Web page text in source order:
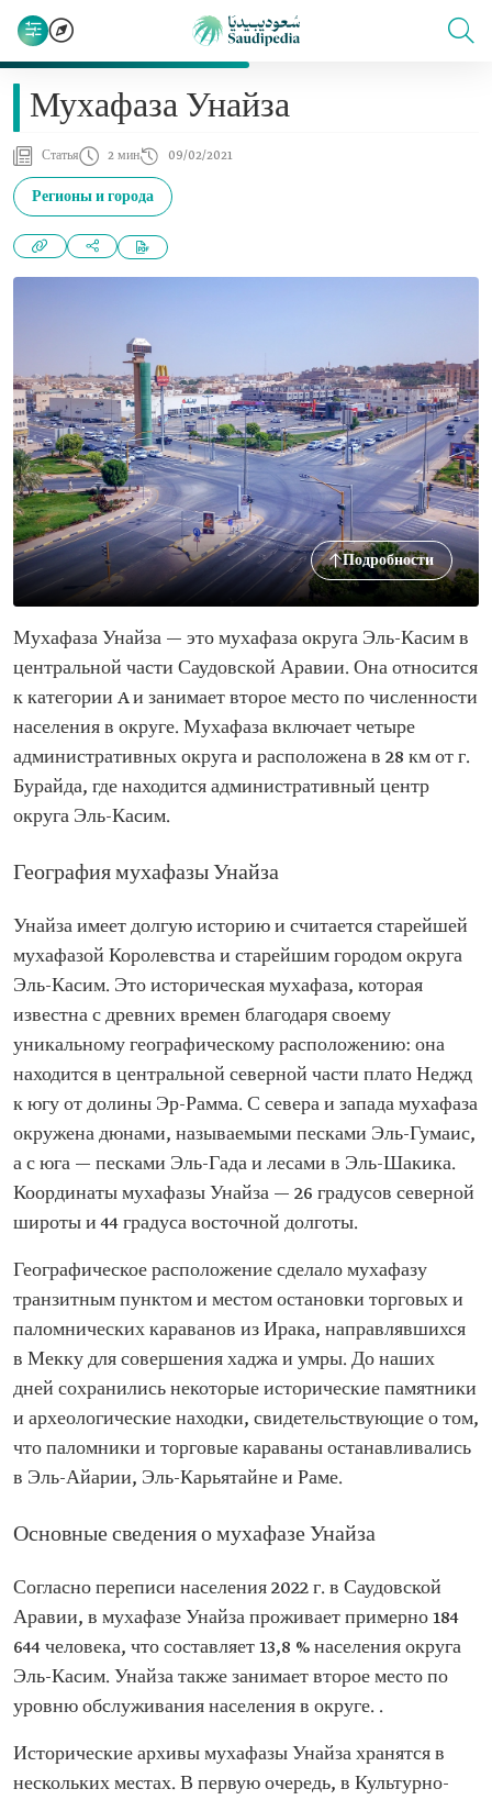
Мухафаза Унайза
Статья 2 мин 09/02/2021
Регионы и города
Подробности
Мухафаза Унайза — это мухафаза округа Эль-Касим в
центральной части Саудовской Аравии. Она относится
к категории A и занимает второе место по численности
населения в округе. Мухафаза включает четыре
административных округа и расположена в 28 км от г.
Бурайда, где находится административный центр
округа Эль-Касим.
География мухафазы Унайза
Унайза имеет долгую историю и считается старейшей
мухафазой Королевства и старейшим городом округа
Эль-Касим. Это историческая мухафаза, которая
известна с древних времен благодаря своему
уникальному географическому расположению: она
находится в центральной северной части плато Неджд
к югу от долины Эр-Рамма. С севера и запада мухафаза
окружена дюнами, называемыми песками Эль-Гумаис,
а с юга — песками Эль-Гада и лесами в Эль-Шакика.
Координаты мухафазы Унайза — 26 градусов северной
широты и 44 градуса восточной долготы.
Географическое расположение сделало мухафазу
транзитным пунктом и местом остановки торговых и
паломнических караванов из Ирака, направлявшихся
в Мекку для совершения хаджа и умры. До наших
дней сохранились некоторые исторические памятники
и археологические находки, свидетельствующие о том,
что паломники и торговые караваны останавливались
в Эль-Айарии, Эль-Карьятайне и Раме.
Основные сведения о мухафазе Унайза
Согласно переписи населения 2022 г. в Саудовской
Аравии, в мухафазе Унайза проживает примерно 184
644 человека, что составляет 13,8 % населения округа
Эль-Касим. Унайза также занимает второе место по
уровню обслуживания населения в округе. .
Исторические архивы мухафазы Унайза хранятся в
нескольких местах. В первую очередь, в Культурно-